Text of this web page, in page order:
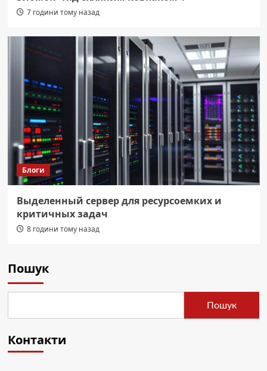
7 години тому назад
Блоги
Выделенный сервер для ресурсоемких и
критичных задач
8 години тому назад
Пошук
Пошук
Контакти